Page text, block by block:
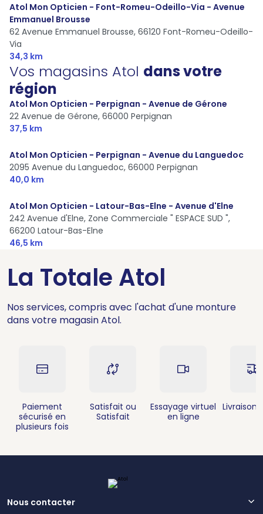
Atol Mon Opticien - Font-Romeu-Odeillo-Via - Avenue
Emmanuel Brousse
62 Avenue Emmanuel Brousse, 66120 Font-Romeu-Odeillo-
Via
34,3 km
Vos magasins Atol dans votre
région
Atol Mon Opticien - Perpignan - Avenue de Gérone
22 Avenue de Gérone, 66000 Perpignan
37,5 km
Atol Mon Opticien - Perpignan - Avenue du Languedoc
2095 Avenue du Languedoc, 66000 Perpignan
40,0 km
Atol Mon Opticien - Latour-Bas-Elne - Avenue d'Elne
242 Avenue d'Elne, Zone Commerciale " ESPACE SUD ",
66200 Latour-Bas-Elne
46,5 km
La Totale Atol
Nos services, compris avec l'achat d'une monture
dans votre magasin Atol.
Paiement
sécurisé en
plusieurs fois
Satisfait ou
Satisfait
Essayage virtuel
en ligne
Livraison
Nous contacter